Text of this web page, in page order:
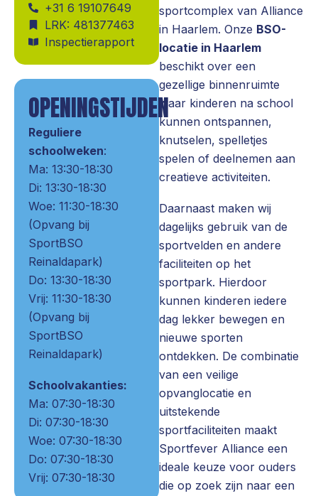
sportcomplex van Alliance
in Haarlem. Onze BSO-
locatie in Haarlem
beschikt over een
gezellige binnenruimte
waar kinderen na school
kunnen ontspannen,
knutselen, spelletjes
spelen of deelnemen aan
creatieve activiteiten.
Daarnaast maken wij
dagelijks gebruik van de
sportvelden en andere
faciliteiten op het
sportpark. Hierdoor
kunnen kinderen iedere
dag lekker bewegen en
nieuwe sporten
ontdekken. De combinatie
van een veilige
opvanglocatie en
uitstekende
sportfaciliteiten maakt
Sportfever Alliance een
ideale keuze voor ouders
die op zoek zijn naar een
+31 6 19107649
LRK: 481377463
Inspectierapport
OPENINGSTIJDEN
Reguliere
schoolweken:
Ma: 13:30-18:30
Di: 13:30-18:30
Woe: 11:30-18:30
(Opvang bij
SportBSO
Reinaldapark)
Do: 13:30-18:30
Vrij: 11:30-18:30
(Opvang bij
SportBSO
Reinaldapark)
Schoolvakanties:
Ma: 07:30-18:30
Di: 07:30-18:30
Woe: 07:30-18:30
Do: 07:30-18:30
Vrij: 07:30-18:30